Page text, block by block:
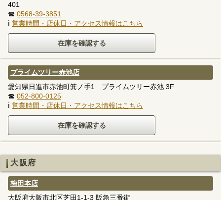
401
☎ 0568-39-3851
ℹ 営業時間・店休日・アクセス情報はこちら
プライムツリー赤池店
愛知県日進市赤池町箕ノ手1 プライムツリー赤池 3F
☎ 052-800-0125
ℹ 営業時間・店休日・アクセス情報はこちら
大阪府
梅田本店
大阪府大阪市北区芝田1-1-3 阪急三番街